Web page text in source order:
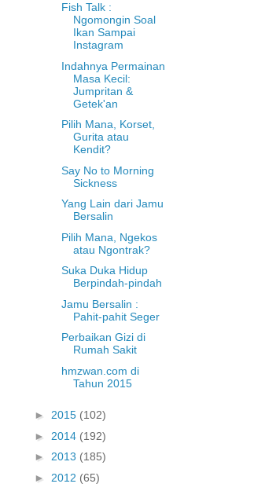
Fish Talk :
Ngomongin Soal
Ikan Sampai
Instagram
Indahnya Permainan
Masa Kecil:
Jumpritan &
Getek'an
Pilih Mana, Korset,
Gurita atau
Kendit?
Say No to Morning
Sickness
Yang Lain dari Jamu
Bersalin
Pilih Mana, Ngekos
atau Ngontrak?
Suka Duka Hidup
Berpindah-pindah
Jamu Bersalin :
Pahit-pahit Seger
Perbaikan Gizi di
Rumah Sakit
hmzwan.com di
Tahun 2015
► 2015 (102)
► 2014 (192)
► 2013 (185)
► 2012 (65)